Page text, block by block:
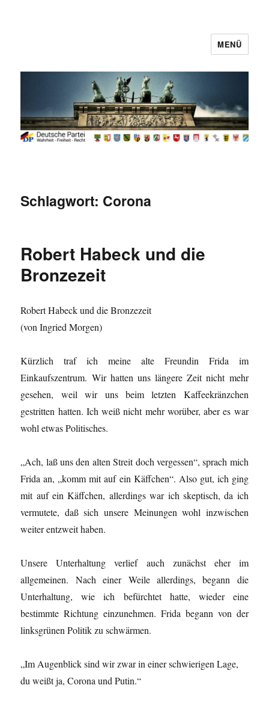
MENÜ
Schlagwort: Corona
Robert Habeck und die
Bronzezeit
Robert Habeck und die Bronzezeit
(von Ingried Morgen)
Kürzlich traf ich meine alte Freundin Frida im
Einkaufszentrum. Wir hatten uns längere Zeit nicht mehr
gesehen, weil wir uns beim letzten Kaffeekränzchen
gestritten hatten. Ich weiß nicht mehr worüber, aber es war
wohl etwas Politisches.
„Ach, laß uns den alten Streit doch vergessen“, sprach mich
Frida an, „komm mit auf ein Käffchen“. Also gut, ich ging
mit auf ein Käffchen, allerdings war ich skeptisch, da ich
vermutete, daß sich unsere Meinungen wohl inzwischen
weiter entzweit haben.
Unsere Unterhaltung verlief auch zunächst eher im
allgemeinen. Nach einer Weile allerdings, begann die
Unterhaltung, wie ich befürchtet hatte, wieder eine
bestimmte Richtung einzunehmen. Frida begann von der
linksgrünen Politik zu schwärmen.
„Im Augenblick sind wir zwar in einer schwierigen Lage,
du weißt ja, Corona und Putin.“